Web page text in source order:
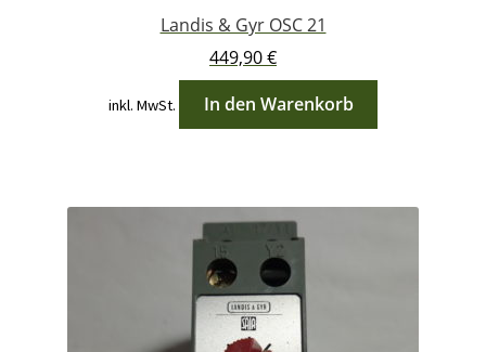
Landis & Gyr OSC 21
449,90€
inkl. MwSt. In den Warenkorb